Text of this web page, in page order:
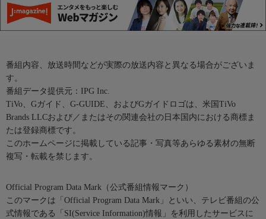
番組内容、放送時間などが実際の放送内容と異なる場合がございま
す。
番組データ提供元：IPG Inc.
TiVo、Gガイド、G-GUIDE、およびGガイドロゴは、米国TiVo
Brands LLCおよび／またはその関連会社の日本国内における商標ま
たは登録商標です。
このホームページに掲載している記事・写真等あらゆる素材の無断
複写・転載を禁じます。
Official Program Data Mark（公式番組情報マーク）
このマークは「Official Program Data Mark」といい、テレビ番組の公
式情報である「SI(Service Information)情報」を利用したサービスに